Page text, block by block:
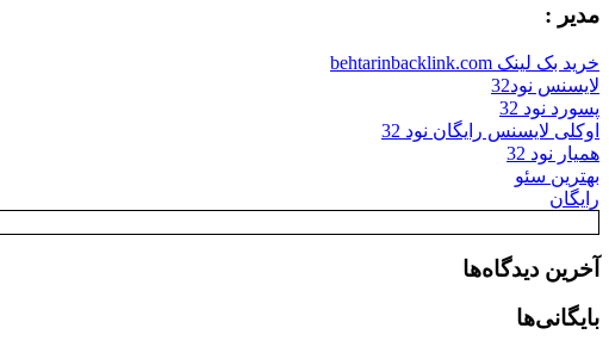
مدیر :
خرید بک لینک behtarinbacklink.com
لایسنس نود32
پسورد نود 32
اوکلی لایسنس رایگان نود 32
همیار نود 32
بهترین سئو
رایگان
آخرین دیدگاه‌ها
بایگانی‌ها